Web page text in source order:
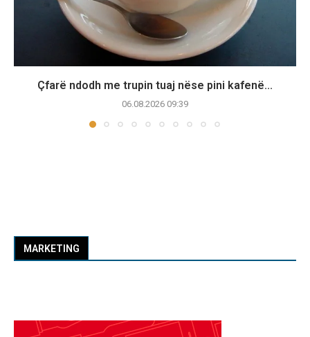
Çfarë ndodh me trupin tuaj nëse pini kafenë...
06.08.2026 09:39
MARKETING